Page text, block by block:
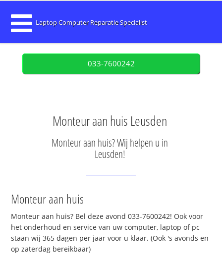
Laptop Computer Reparatie Specialist
033-7600242
Monteur aan huis Leusden
Monteur aan huis? Wij helpen u in
Leusden!
Monteur aan huis
Monteur aan huis? Bel deze avond 033-7600242! Ook voor
het onderhoud en service van uw computer, laptop of pc
staan wij 365 dagen per jaar voor u klaar. (Ook 's avonds en
op zaterdag bereikbaar)